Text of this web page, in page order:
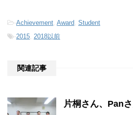
-Achievement Award Student
-2015 2018以前
関連記事
片桐さん、Pan